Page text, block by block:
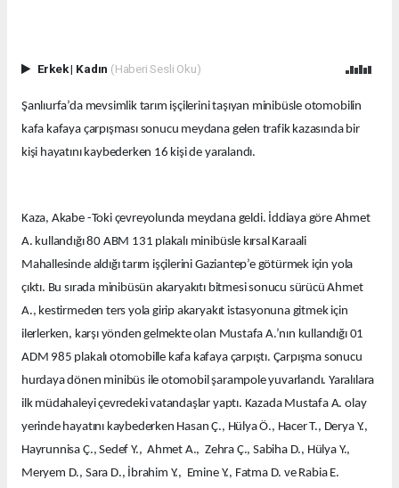
Erkek| Kadın (Haberi Sesli Oku)
Şanlıurfa’da mevsimlik tarım işçilerini taşıyan minibüsle otomobilin
kafa kafaya çarpışması sonucu meydana gelen trafik kazasında bir
kişi hayatını kaybederken 16 kişi de yaralandı.
Kaza, Akabe -Toki çevreyolunda meydana geldi. İddiaya göre Ahmet
A. kullandığı 80 ABM 131 plakalı minibüsle kırsal Karaali
Mahallesinde aldığı tarım işçilerini Gaziantep’e götürmek için yola
çıktı. Bu sırada minibüsün akaryakıtı bitmesi sonucu sürücü Ahmet
A., kestirmeden ters yola girip akaryakıt istasyonuna gitmek için
ilerlerken, karşı yönden gelmekte olan Mustafa A.’nın kullandığı 01
ADM 985 plakalı otomobille kafa kafaya çarpıştı. Çarpışma sonucu
hurdaya dönen minibüs ile otomobil şarampole yuvarlandı. Yaralılara
ilk müdahaleyi çevredeki vatandaşlar yaptı. Kazada Mustafa A. olay
yerinde hayatını kaybederken Hasan Ç., Hülya Ö., Hacer T., Derya Y.,
Hayrunnisa Ç., Sedef Y., Ahmet A., Zehra Ç., Sabiha D., Hülya Y.,
Meryem D., Sara D., İbrahim Y., Emine Y., Fatma D. ve Rabia E.